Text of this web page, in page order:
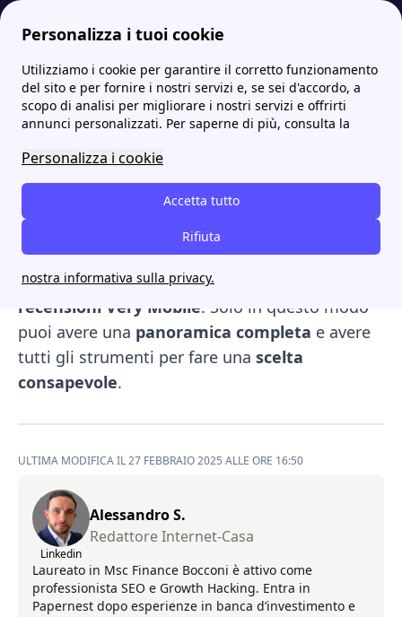
Personalizza i tuoi cookie
Utilizziamo i cookie per garantire il corretto funzionamento
del sito e per fornire i nostri servizi e, se sei d'accordo, a
scopo di analisi per migliorare i nostri servizi e offrirti
annunci personalizzati. Per saperne di più, consulta la
Personalizza i cookie
Accetta tutto
Rifiuta
nostra informativa sulla privacy.
Internet Casa Tutti i dettagli e vantaggi di Very Mobile Recensioni Very Mobile: leggi le recensioni e scopri cosa ne pensa la gente
Recensioni Very Mobile:
leggi le recensioni e scopri
cosa ne pensa la gente
Se stai pensando di passare a Very Mobile, le
prime operazioni da fare sono tre: verificarne la
copertura, valutarne leofferte
recensioni Very Mobile. Solo in questo modo
puoi avere una panoramica completa e avere
tutti gli strumenti per fare una scelta
consapevole.
ULTIMA MODIFICA IL 27 FEBBRAIO 2025 ALLE ORE 16:50
Linkedin
Alessandro S.
Redattore Internet-Casa
Laureato in Msc Finance Bocconi è attivo come
professionista SEO e Growth Hacking. Entra in
Papernest dopo esperienze in banca d’investimento e